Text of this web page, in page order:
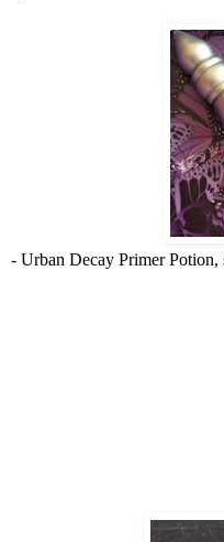
- Urban Decay Primer Potion,